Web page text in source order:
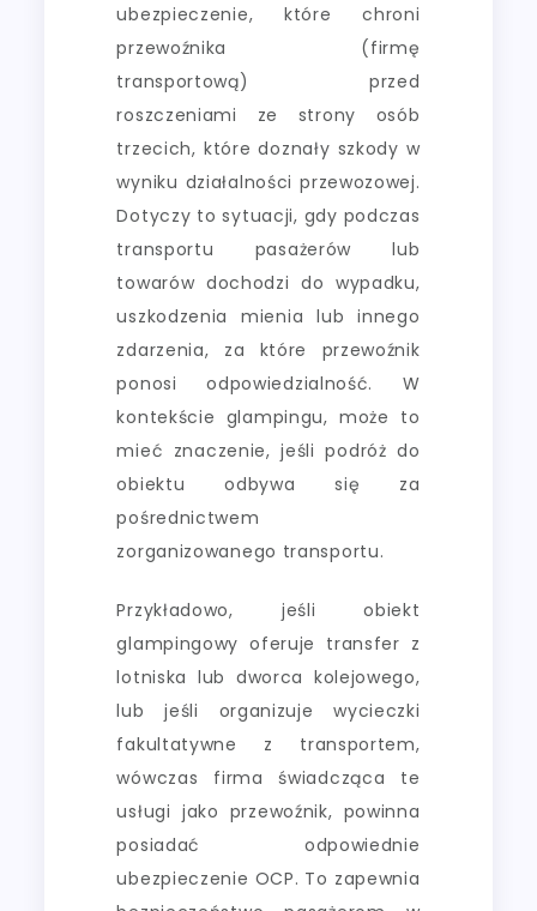
ubezpieczenie, które chroni
przewoźnika (firmę
transportową) przed
roszczeniami ze strony osób
trzecich, które doznały szkody w
wyniku działalności przewozowej.
Dotyczy to sytuacji, gdy podczas
transportu pasażerów lub
towarów dochodzi do wypadku,
uszkodzenia mienia lub innego
zdarzenia, za które przewoźnik
ponosi odpowiedzialność. W
kontekście glampingu, może to
mieć znaczenie, jeśli podróż do
obiektu odbywa się za
pośrednictwem
zorganizowanego transportu.
Przykładowo, jeśli obiekt
glampingowy oferuje transfer z
lotniska lub dworca kolejowego,
lub jeśli organizuje wycieczki
fakultatywne z transportem,
wówczas firma świadcząca te
usługi jako przewoźnik, powinna
posiadać odpowiednie
ubezpieczenie OCP. To zapewnia